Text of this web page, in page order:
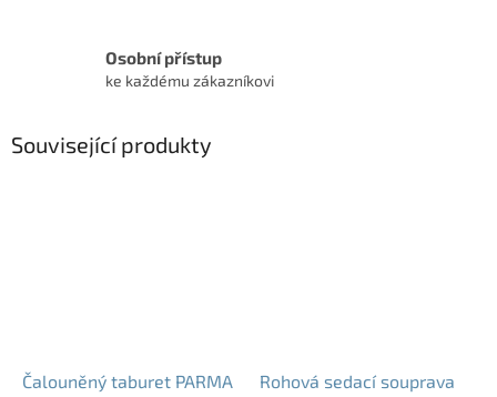
Osobní přístup
ke každému zákazníkovi
Související produkty
Čalouněný taburet PARMA
Rohová sedací souprava